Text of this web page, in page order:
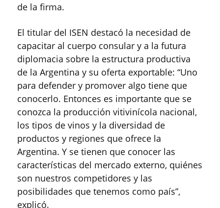
de la firma.
El titular del ISEN destacó la necesidad de
capacitar al cuerpo consular y a la futura
diplomacia sobre la estructura productiva
de la Argentina y su oferta exportable: “Uno
para defender y promover algo tiene que
conocerlo. Entonces es importante que se
conozca la producción vitivinícola nacional,
los tipos de vinos y la diversidad de
productos y regiones que ofrece la
Argentina. Y se tienen que conocer las
características del mercado externo, quiénes
son nuestros competidores y las
posibilidades que tenemos como país”,
explicó.